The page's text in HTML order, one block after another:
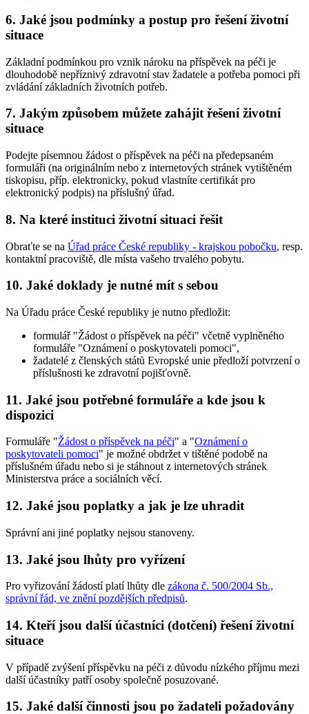
6. Jaké jsou podmínky a postup pro řešení životní
situace
Základní podmínkou pro vznik nároku na příspěvek na péči je
dlouhodobě nepříznivý zdravotní stav žadatele a potřeba pomoci při
zvládání základních životních potřeb.
7. Jakým způsobem můžete zahájit řešení životní
situace
Podejte písemnou žádost o příspěvek na péči na předepsaném
formuláři (na originálním nebo z internetových stránek vytištěném
tiskopisu, příp. elektronicky, pokud vlastníte certifikát pro
elektronický podpis) na příslušný úřad.
8. Na které instituci životní situaci řešit
Obraťte se na Úřad práce České republiky - krajskou pobočku, resp.
kontaktní pracoviště, dle místa vašeho trvalého pobytu.
10. Jaké doklady je nutné mít s sebou
Na Úřadu práce České republiky je nutno předložit:
formulář "Žádost o příspěvek na péči" včetně vyplněného
formuláře "Oznámení o poskytovateli pomoci",
žadatelé z členských států Evropské unie předloží potvrzení o
příslušnosti ke zdravotní pojišťovně.
11. Jaké jsou potřebné formuláře a kde jsou k
dispozici
Formuláře "Žádost o příspěvek na péči" a "Oznámení o
poskytovateli pomoci" je možné obdržet v tištěné podobě na
příslušném úřadu nebo si je stáhnout z internetových stránek
Ministerstva práce a sociálních věcí.
12. Jaké jsou poplatky a jak je lze uhradit
Správní ani jiné poplatky nejsou stanoveny.
13. Jaké jsou lhůty pro vyřízení
Pro vyřizování žádostí platí lhůty dle zákona č. 500/2004 Sb.,
správní řád, ve znění pozdějších předpisů.
14. Kteří jsou další účastníci (dotčení) řešení životní
situace
V případě zvýšení příspěvku na péči z důvodu nízkého příjmu mezi
další účastníky patří osoby společně posuzované.
15. Jaké další činnosti jsou po žadateli požadovány